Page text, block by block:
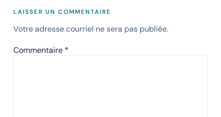
LAISSER UN COMMENTAIRE
Votre adresse courriel ne sera pas publiée.
Commentaire *